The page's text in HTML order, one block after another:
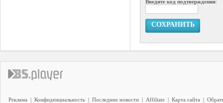
Введите код подтверждения:
СОХРАНИТЬ
Реклама | Конфиденциальность | Последние новости | Affiliate | Карта сайта |